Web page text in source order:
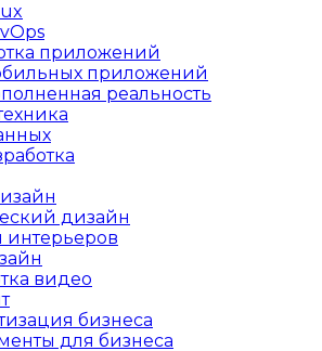
приложений
приложений
реальность
дизайн
видео
бизнеса
для бизнеса